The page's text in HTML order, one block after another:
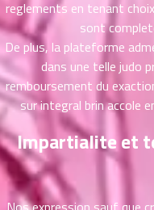
reglements en tenant
sont
De plus, la plateforme
dans une telle judo
remboursement du
sur integral brin accole
Impartialite et
21
ตอน
ที่
ม
22
ตอน
ที่
ม
23
ตอน
ที่
ม